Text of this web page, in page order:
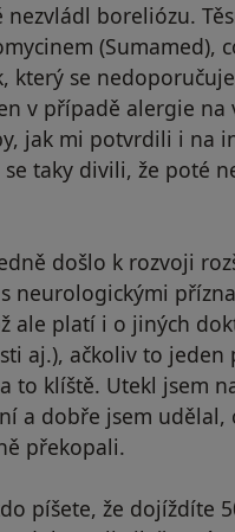
nezvládl boreliózu.
(Sumamed),
který se
v případě alergie na
jak mi potvrdili i na
taky divili, že poté
došlo k rozvoji
neurologickými
ale platí i o jiných
aj.), ačkoliv to jeden
to klíště. Utekl jsem
a dobře jsem udělal,
překopali.
píšete, že dojíždíte